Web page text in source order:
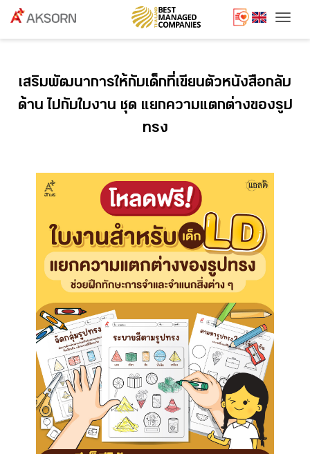
เสริมพัฒนาการให้กับเด็กที่เขียนตัวหนังสือกลับ
ด้าน ไปกับใบงาน ชุด แยกความแตกต่างของรูป
ทรง